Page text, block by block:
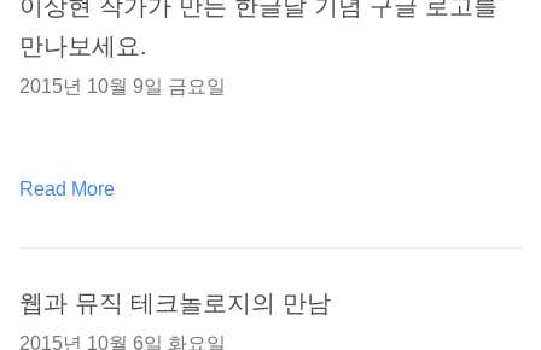
이상현 작가가 만든 한글날 기념 구글 로고를
만나보세요.
2015년 10월 9일 금요일
Read More
웹과 뮤직 테크놀로지의 만남
2015년 10월 6일 화요일